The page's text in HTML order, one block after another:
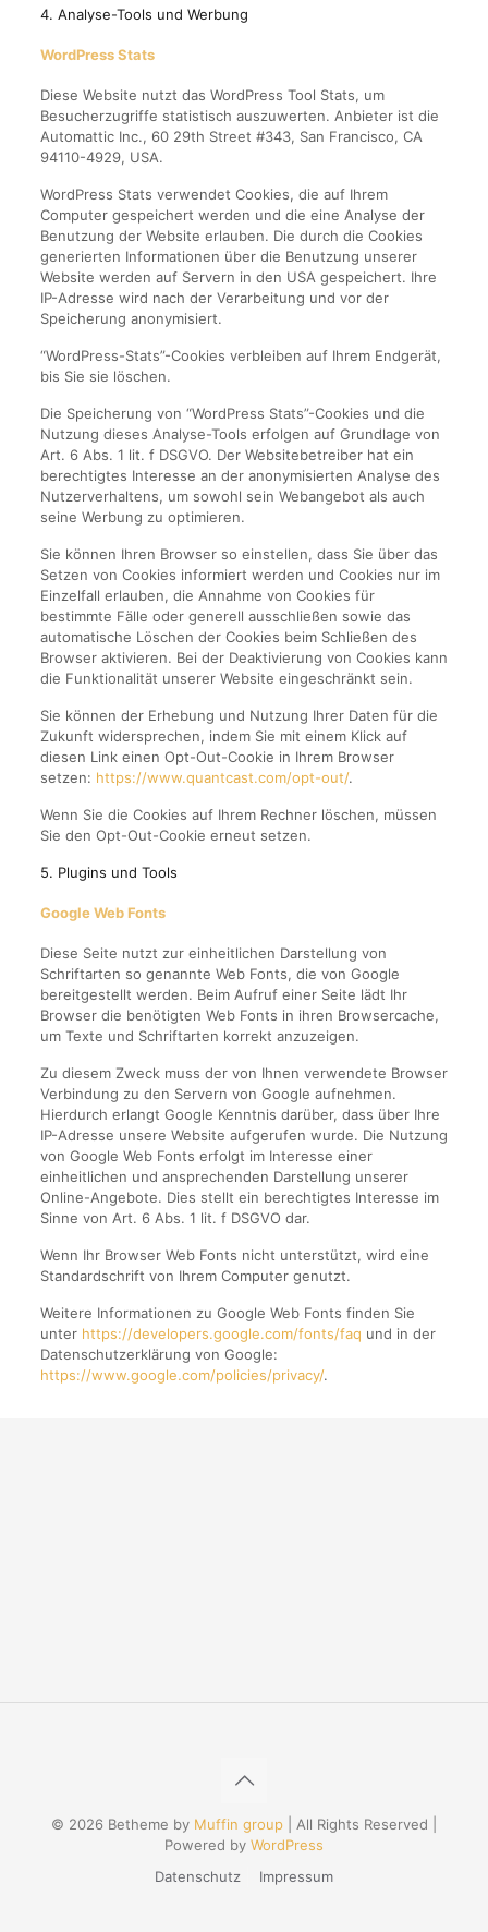
4. Analyse-Tools und Werbung
WordPress Stats
Diese Website nutzt das WordPress Tool Stats, um
Besucherzugriffe statistisch auszuwerten. Anbieter ist die
Automattic Inc., 60 29th Street #343, San Francisco, CA
94110-4929, USA.
WordPress Stats verwendet Cookies, die auf Ihrem
Computer gespeichert werden und die eine Analyse der
Benutzung der Website erlauben. Die durch die Cookies
generierten Informationen über die Benutzung unserer
Website werden auf Servern in den USA gespeichert. Ihre
IP-Adresse wird nach der Verarbeitung und vor der
Speicherung anonymisiert.
“WordPress-Stats”-Cookies verbleiben auf Ihrem Endgerät,
bis Sie sie löschen.
Die Speicherung von “WordPress Stats”-Cookies und die
Nutzung dieses Analyse-Tools erfolgen auf Grundlage von
Art. 6 Abs. 1 lit. f DSGVO. Der Websitebetreiber hat ein
berechtigtes Interesse an der anonymisierten Analyse des
Nutzerverhaltens, um sowohl sein Webangebot als auch
seine Werbung zu optimieren.
Sie können Ihren Browser so einstellen, dass Sie über das
Setzen von Cookies informiert werden und Cookies nur im
Einzelfall erlauben, die Annahme von Cookies für
bestimmte Fälle oder generell ausschließen sowie das
automatische Löschen der Cookies beim Schließen des
Browser aktivieren. Bei der Deaktivierung von Cookies kann
die Funktionalität unserer Website eingeschränkt sein.
Sie können der Erhebung und Nutzung Ihrer Daten für die
Zukunft widersprechen, indem Sie mit einem Klick auf
diesen Link einen Opt-Out-Cookie in Ihrem Browser
setzen: https://www.quantcast.com/opt-out/.
Wenn Sie die Cookies auf Ihrem Rechner löschen, müssen
Sie den Opt-Out-Cookie erneut setzen.
5. Plugins und Tools
Google Web Fonts
Diese Seite nutzt zur einheitlichen Darstellung von
Schriftarten so genannte Web Fonts, die von Google
bereitgestellt werden. Beim Aufruf einer Seite lädt Ihr
Browser die benötigten Web Fonts in ihren Browsercache,
um Texte und Schriftarten korrekt anzuzeigen.
Zu diesem Zweck muss der von Ihnen verwendete Browser
Verbindung zu den Servern von Google aufnehmen.
Hierdurch erlangt Google Kenntnis darüber, dass über Ihre
IP-Adresse unsere Website aufgerufen wurde. Die Nutzung
von Google Web Fonts erfolgt im Interesse einer
einheitlichen und ansprechenden Darstellung unserer
Online-Angebote. Dies stellt ein berechtigtes Interesse im
Sinne von Art. 6 Abs. 1 lit. f DSGVO dar.
Wenn Ihr Browser Web Fonts nicht unterstützt, wird eine
Standardschrift von Ihrem Computer genutzt.
Weitere Informationen zu Google Web Fonts finden Sie
unter https://developers.google.com/fonts/faq und in der
Datenschutzerklärung von Google:
https://www.google.com/policies/privacy/.
© 2026 Betheme by Muffin group | All Rights Reserved |
Powered by WordPress
Datenschutz
Impressum